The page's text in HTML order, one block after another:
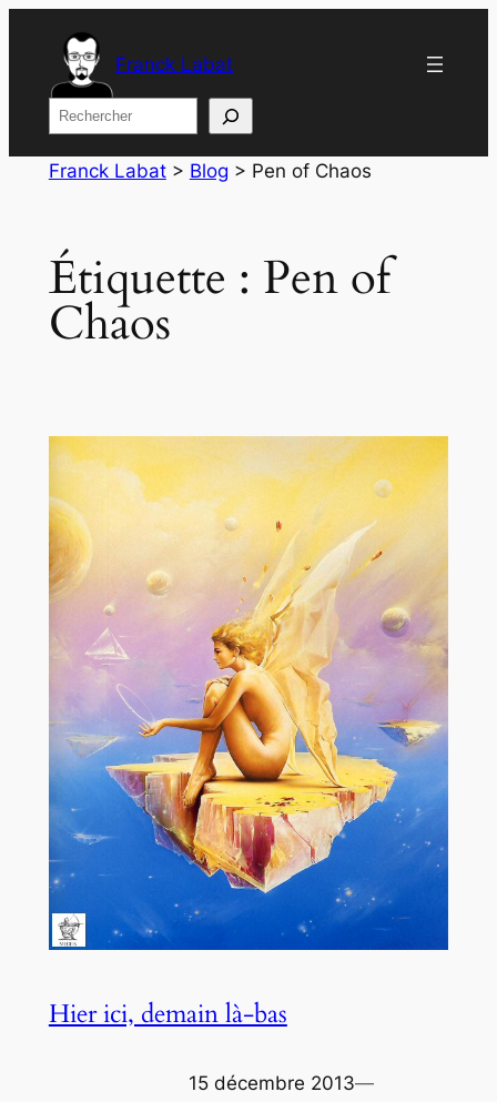
contenu
Franck Labat
Rechercher
Franck Labat> Blog > Pen of Chaos
Étiquette : Pen of
Chaos
Hier ici, demain là-bas
15 décembre 2013—